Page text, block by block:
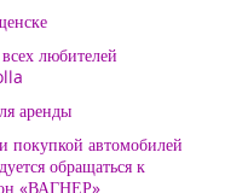
любителей
аренды
покупкой автомобилей
обращаться к
«ВАГНЕР»